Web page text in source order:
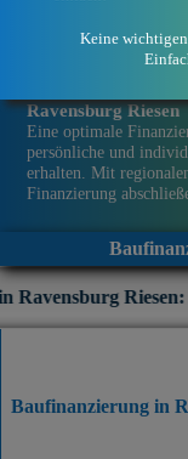
Ravensburg Riesen
Eine optimale
persönliche und
erhalten. Mit
Finanzierung
+++
Keine
Baufinanzierung in